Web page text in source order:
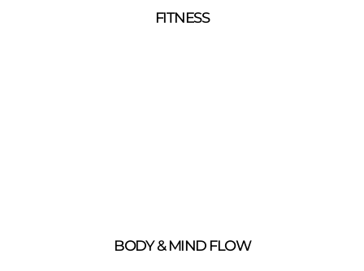
FITNESS
BODY & MIND FLOW